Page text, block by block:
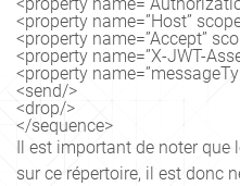
<property name=”Host”
<property name=”Accept”
<property name=”X-JWT-
<property
<send/>
<drop/>
</sequence>
Il est important de noter que
sur ce répertoire, il est donc